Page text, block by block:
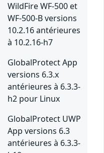
WildFire WF-500 et
WF-500-B versions
10.2.16 antérieures
à 10.2.16-h7
GlobalProtect App
versions 6.3.x
antérieures à 6.3.3-
h2 pour Linux
GlobalProtect UWP
App versions 6.3
antérieures à 6.3.3-